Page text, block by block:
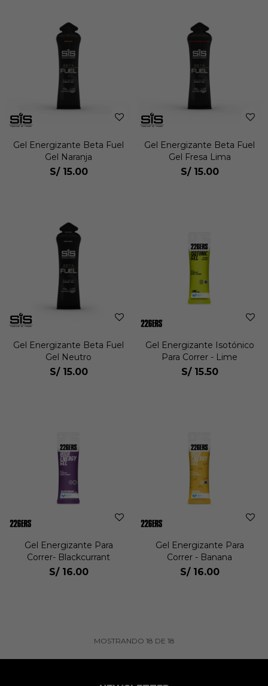
Gel Energizante Beta Fuel
Gel Naranja
S/ 15.00
Gel Energizante Beta Fuel
Gel Fresa Lima
S/ 15.00
Gel Energizante Beta Fuel
Gel Neutro
S/ 15.00
Gel Energizante Isotónico
Para Correr - Lime
S/ 15.50
Gel Energizante Para
Correr- Blackcurrant
S/ 16.00
Gel Energizante Para
Correr - Banana
S/ 16.00
MOSTRANDO 18 DE 18